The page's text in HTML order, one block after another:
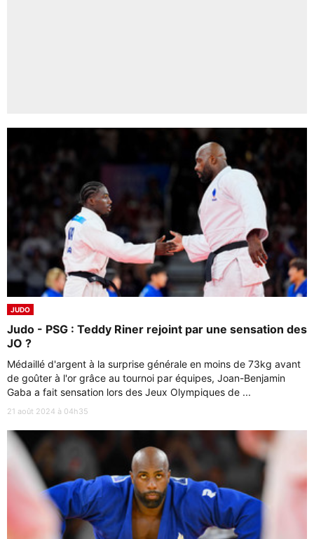
JUDO
Judo - PSG : Teddy Riner rejoint par une sensation des
JO ?
Médaillé d'argent à la surprise générale en moins de 73kg avant
de goûter à l'or grâce au tournoi par équipes, Joan-Benjamin
Gaba a fait sensation lors des Jeux Olympiques de ...
21 août 2024 à 04h35